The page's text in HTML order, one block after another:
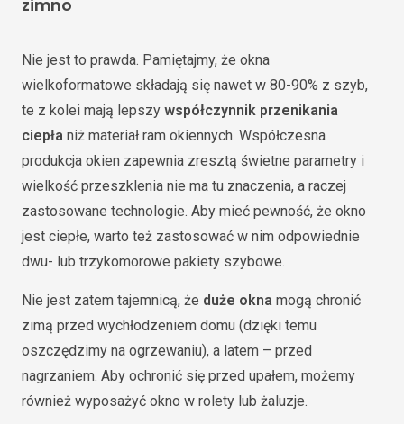
zimno
Nie jest to prawda. Pamiętajmy, że okna
wielkoformatowe składają się nawet w 80-90% z szyb,
te z kolei mają lepszy współczynnik przenikania
ciepła niż materiał ram okiennych. Współczesna
produkcja okien zapewnia zresztą świetne parametry i
wielkość przeszklenia nie ma tu znaczenia, a raczej
zastosowane technologie. Aby mieć pewność, że okno
jest ciepłe, warto też zastosować w nim odpowiednie
dwu- lub trzykomorowe pakiety szybowe.
Nie jest zatem tajemnicą, że duże okna mogą chronić
zimą przed wychłodzeniem domu (dzięki temu
oszczędzimy na ogrzewaniu), a latem – przed
nagrzaniem. Aby ochronić się przed upałem, możemy
również wyposażyć okno w rolety lub żaluzje.